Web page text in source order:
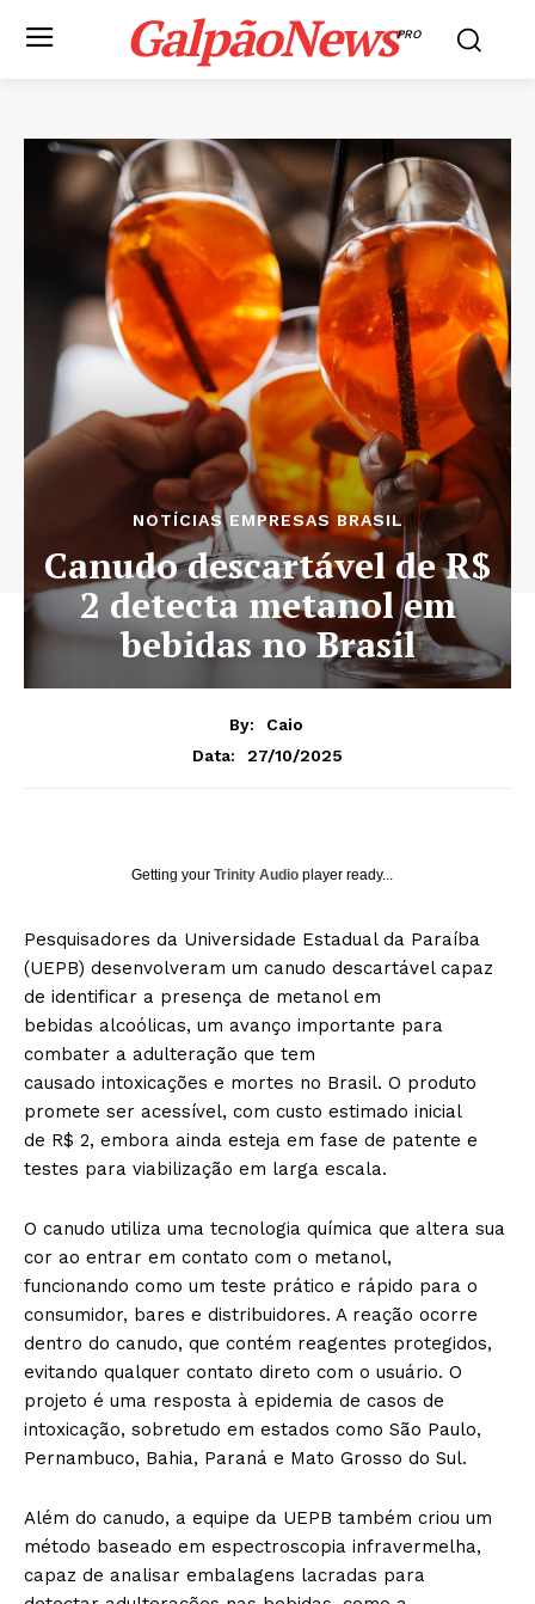
GalpãoNewsPRO
NOTÍCIAS EMPRESAS BRASIL
Canudo descartável de R$
2 detecta metanol em
bebidas no Brasil
By:
Caio
Data:
27/10/2025
Getting your Trinity Audio player ready...
Pesquisadores da Universidade Estadual da Paraíba
(UEPB) desenvolveram um canudo descartável capaz
de identificar a presença de metanol em
bebidas alcoólicas, um avanço importante para
combater a adulteração que tem
causado intoxicações e mortes no Brasil. O produto
promete ser acessível, com custo estimado inicial
de R$ 2, embora ainda esteja em fase de patente e
testes para viabilização em larga escala.
O canudo utiliza uma tecnologia química que altera sua
cor ao entrar em contato com o metanol,
funcionando como um teste prático e rápido para o
consumidor, bares e distribuidores. A reação ocorre
dentro do canudo, que contém reagentes protegidos,
evitando qualquer contato direto com o usuário. O
projeto é uma resposta à epidemia de casos de
intoxicação, sobretudo em estados como São Paulo,
Pernambuco, Bahia, Paraná e Mato Grosso do Sul.
Além do canudo, a equipe da UEPB também criou um
método baseado em espectroscopia infravermelha,
capaz de analisar embalagens lacradas para